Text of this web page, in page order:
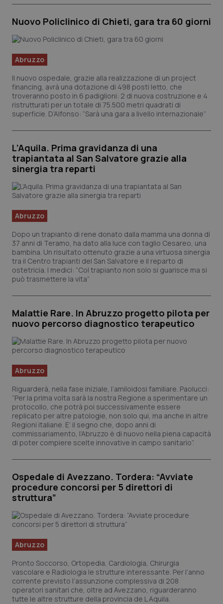
Edizioni Regionali
QS Pro
Professionisti Sanitari.AI
Abruzzo
Calabria
Campania
Emilia-Romagna
Friuli Venezia Giulia
Lazio
Liguria
Marche
Molise
Piemonte
Provincia Autonoma di Bolzano
Provincia Autonoma di Trento
Puglia
Sardegna
Umbria
Valle D’Aosta
QS Pro Gold
Asma & BPCO
Car-T
Colesterolo & coronaropatie
Dermatite Atopica
Diabete & glucometri
Disturbi dell’umore
Donna & Salute
Epatiti
HIV
Infezioni & Febbre
Ipertensione & Scompenso
Malattie rare
Malattia di Crohn & Rettocolite Ulcerosa
Oftalmologia
Oncodermatologia
QS Club Newsletter
Nuovo Policlinico di Chieti, gara tra 60 giorni
Abruzzo
Il nuovo ospedale, grazie alla realizzazione di un project
financing, avrà una dotazione di 498 posti letto, che
troveranno posto in 6 padiglioni: 2 di nuova costruzione e 4
ristrutturati per un totale di 75.500 metri quadrati di
superficie. D’Alfonso: “Sarà una gara a livello internazionale”
L’Aquila. Prima gravidanza di una
trapiantata al San Salvatore grazie alla
sinergia tra reparti
Abruzzo
Dopo un trapianto di rene donato dalla mamma una donna di
37 anni di Teramo, ha dato alla luce con taglio Cesareo, una
bambina. Un risultato ottenuto grazie a una virtuosa sinergia
tra il Centro trapianti del San Salvatore e il reparto di
ostetricia. I medici: “Col trapianto non solo si guarisce ma si
può trasmettere la vita”
Malattie Rare. In Abruzzo progetto pilota per
nuovo percorso diagnostico terapeutico
Abruzzo
Riguarderà, nella fase iniziale, l’amiloidosi familiare. Paolucci:
“Per la prima volta sarà la nostra Regione a sperimentare un
protocollo, che potrà poi successivamente essere
replicato per altre patologie, non solo qui, ma anche in altre
Regioni italiane. E’ il segno che, dopo anni di
commissariamento, l’Abruzzo è di nuovo nella piena capacità
di poter compiere scelte innovative in campo sanitario”.
Ospedale di Avezzano. Tordera: “Avviate
procedure concorsi per 5 direttori di
struttura”
Abruzzo
Pronto Soccorso, Ortopedia, Cardiologia, Chirurgia
vascolare e Radiologia le strutture interessante. Per l’anno
corrente previsto l’assunzione complessiva di 208
operatori sanitari che, oltre ad Avezzano, riguarderanno
tutte le altre strutture della provincia de L Aquila.